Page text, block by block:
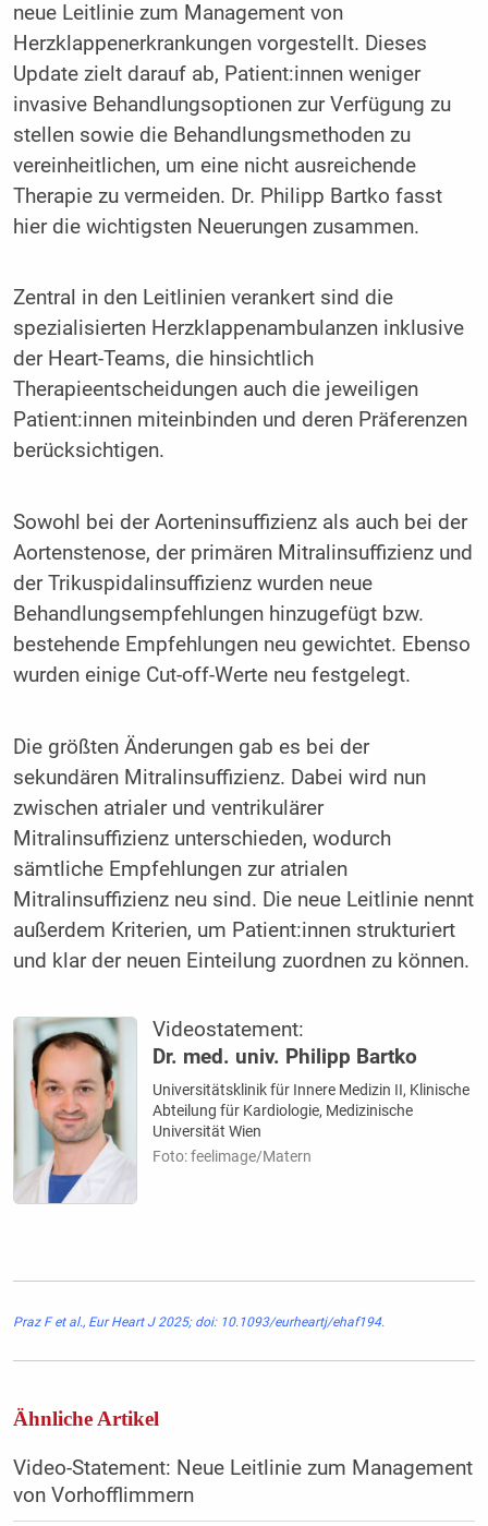
neue Leitlinie zum Management von
Herzklappenerkrankungen vorgestellt. Dieses
Update zielt darauf ab, Patient:innen weniger
invasive Behandlungsoptionen zur Verfügung zu
stellen sowie die Behandlungsmethoden zu
vereinheitlichen, um eine nicht ausreichende
Therapie zu vermeiden. Dr. Philipp Bartko fasst
hier die wichtigsten Neuerungen zusammen.
Zentral in den Leitlinien verankert sind die
spezialisierten Herzklappenambulanzen inklusive
der Heart-Teams, die hinsichtlich
Therapieentscheidungen auch die jeweiligen
Patient:innen miteinbinden und deren Präferenzen
berücksichtigen.
Sowohl bei der Aorteninsuffizienz als auch bei der
Aortenstenose, der primären Mitralinsuffizienz und
der Trikuspidalinsuffizienz wurden neue
Behandlungsempfehlungen hinzugefügt bzw.
bestehende Empfehlungen neu gewichtet. Ebenso
wurden einige Cut-off-Werte neu festgelegt.
Die größten Änderungen gab es bei der
sekundären Mitralinsuffizienz. Dabei wird nun
zwischen atrialer und ventrikulärer
Mitralinsuffizienz unterschieden, wodurch
sämtliche Empfehlungen zur atrialen
Mitralinsuffizienz neu sind. Die neue Leitlinie nennt
außerdem Kriterien, um Patient:innen strukturiert
und klar der neuen Einteilung zuordnen zu können.
Videostatement:
Dr. med. univ. Philipp Bartko
Universitätsklinik für Innere Medizin II, Klinische
Abteilung für Kardiologie, Medizinische
Universität Wien
Foto: feelimage/Matern
Praz F et al., Eur Heart J 2025; doi: 10.1093/eurheartj/ehaf194.
Ähnliche Artikel
Video-Statement: Neue Leitlinie zum Management
von Vorhofflimmern